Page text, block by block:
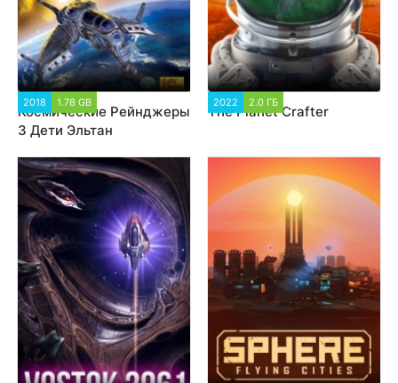
2018 1.78 GB
Космические Рейнджеры
3 Дети Эльтан
2022 2.0 ГБ
The Planet Crafter